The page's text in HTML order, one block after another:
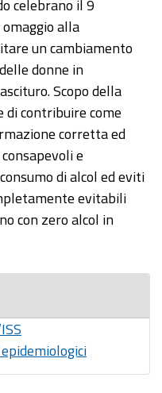
celebrano il 9
alla
un cambiamento
donne in
Scopo della
di contribuire come
corretta ed
e
di alcol ed eviti
evitabili
con zero alcol in